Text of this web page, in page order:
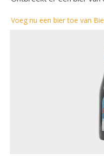
Voeg nu een bier toe van